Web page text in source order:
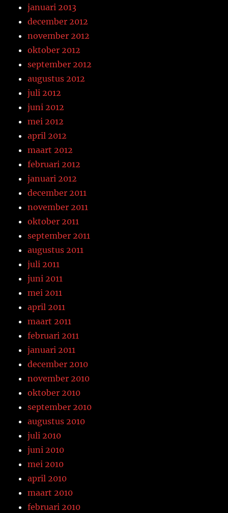
januari 2013
december 2012
november 2012
oktober 2012
september 2012
augustus 2012
juli 2012
juni 2012
mei 2012
april 2012
maart 2012
februari 2012
januari 2012
december 2011
november 2011
oktober 2011
september 2011
augustus 2011
juli 2011
juni 2011
mei 2011
april 2011
maart 2011
februari 2011
januari 2011
december 2010
november 2010
oktober 2010
september 2010
augustus 2010
juli 2010
juni 2010
mei 2010
april 2010
maart 2010
februari 2010